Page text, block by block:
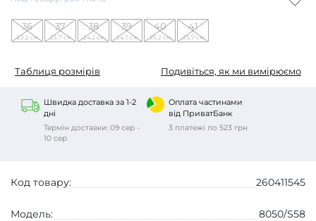
36
23,2 см
37
23,7 см
38
24,2 см
39
24,7 см
40
25,2 см
41
25,7 см
Таблиця розмірів Подивіться, як ми вимірюємо
Швидка доставка за 1-2
дні
Термін доставки: 09 сер -
10 сер
Оплата частинами
від ПриватБанк
3 платежі по 523 грн
Код товару: 260411545
Модель: 8050/S58